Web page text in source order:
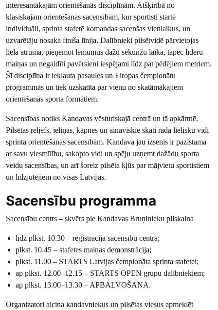
interesantākajām orientēšanās disciplīnām. Atšķirībā no
klasiskajām orientēšanās sacensībām, kur sportisti startē
individuāli, sprinta stafetē komandas sacenšas vienlaikus, un
uzvarētāju nosaka finiša līnija. Dalībnieki pilsētvidē pārvietojas
lielā ātrumā, pieņemot lēmumus dažu sekunžu laikā, tāpēc līderu
maiņas un negaidīti pavērsieni iespējami līdz pat pēdējiem metriem.
Šī disciplīna ir iekļauta pasaules un Eiropas čempionātu
programmās un tiek uzskatīta par vienu no skatāmākajiem
orientēšanās sporta formātiem.
Sacensības notiks Kandavas vēsturiskajā centrā un tā apkārtnē.
Pilsētas reljefs, ieliņas, kāpnes un ainaviskie skati rada lielisku vidi
sprinta orientēšanās sacensībām. Kandava jau izsenis ir pazīstama
ar savu viesmīlību, sakopto vidi un spēju uzņemt dažādu sporta
veidu sacensības, un arī šoreiz pilsēta kļūs par mājvietu sportistiem
un līdzjutējiem no visas Latvijas.
Sacensību programma
Sacensību centrs – skvērs pie Kandavas Bruņinieku pilskalna
līdz plkst. 10.30 – reģistrācija sacensību centrā;
plkst. 10.45 – stafetes maiņas demonstrācija;
plkst. 11.00 – STARTS Latvijas čempionāta sprinta stafetei;
ap plkst. 12.00–12.15 – STARTS OPEN grupu dalībniekiem;
ap plkst. 13.00–13.30 – APBALVOŠANA.
Organizatori aicina kandavniekus un pilsētas viesus apmeklēt